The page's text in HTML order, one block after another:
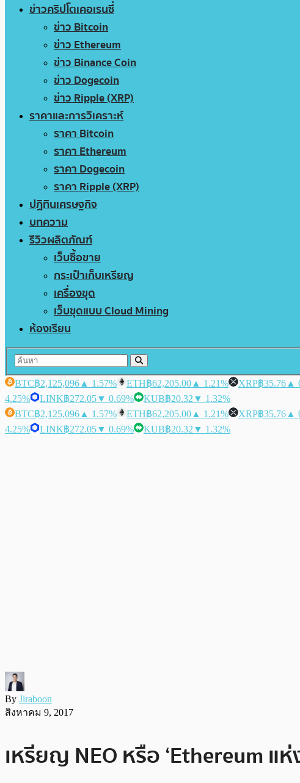
ข่าวคริปโตเคอเรนซี่
ข่าว Bitcoin
ข่าว Ethereum
ข่าว Binance Coin
ข่าว Dogecoin
ข่าว Ripple (XRP)
ราคาและการวิเคราะห์
ราคา Bitcoin
ราคา Ethereum
ราคา Dogecoin
ราคา Ripple (XRP)
ปฏิทินเศรษฐกิจ
บทความ
รีวิวผลิตภัณฑ์
เว็บซื้อขาย
กระเป๋าเก็บเหรียญ
เครื่องขุด
เว็บขุดแบบ Cloud Mining
ห้องเรียน
BTC฿2,125,096 ▲ 1.57% ETH฿62,205.00 ▲ 1.21% XRP฿35.76 ▲
4.25%
LINK฿272.05▼ 0.69% KUB฿20.32 ▼ 1.32%
BTC฿2,125,096 ▲ 1.57% ETH฿62,205.00 ▲ 1.21% XRP฿35.76 ▲
4.25%
LINK฿272.05▼ 0.69% KUB฿20.32 ▼ 1.32%
By Jiraboon
สิงหาคม 9, 2017
เหรียญ NEO หรือ ‘Ethereum แ